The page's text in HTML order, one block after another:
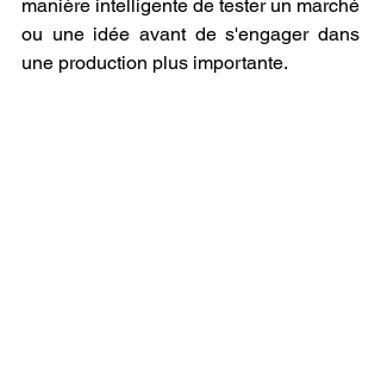
manière intelligente de tester un marché
ou une idée avant de s'engager dans
une production plus importante.